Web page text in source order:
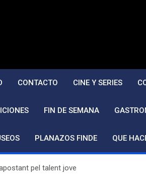
CONTACTO CINE Y SERIES
FIN DE SEMANA
PLANAZOS FINDE QUE
pel talent jove